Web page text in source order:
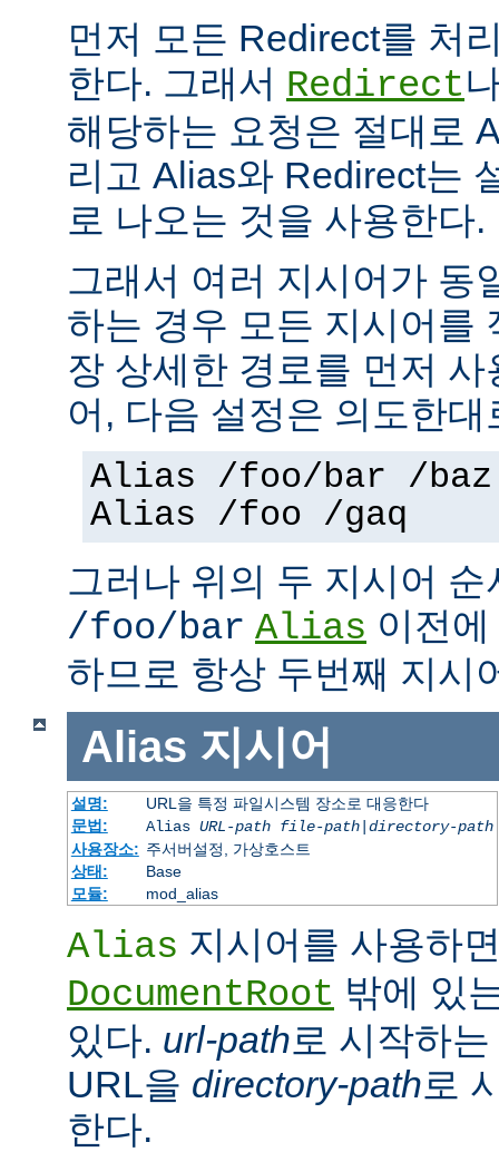
먼저 모든 Redirect를 처
한다. 그래서 Redirect
해당하는 요청은 절대로
리고 Alias와 Redirect는
로 나오는 것을 사용한다.
그래서 여러 지시어가 동
하는 경우 모든 지시어를
장 상세한 경로를 먼저
어, 다음 설정은 의도한
Alias /foo/bar /baz
Alias /foo /gaq
그러나 위의 두 지시어 순
/foo/bar Alias 이전에
하므로 항상 두번째 지시
Alias 지시어
설명:
URL을 특정 파일시스템 장소로 대응한다
문법:
Alias URL-path file-path| directory-path
사용장소: 주서버설정, 가상호스트
상태:
Base
모듈:
mod_alias
Alias 지시어를 사용하
DocumentRoot 밖에 있
있다. url-path로 시작하
URL을 directory-path로
한다.